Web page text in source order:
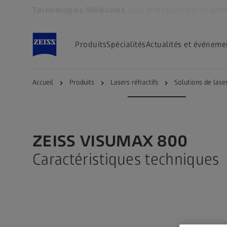
ProduitsSpécialitésActualités et
Accueil Produits Lasers réfractifs Solutions de
ZEISS VISUMAX 800 Caractéristiques
ZEISS VISUMAX 800
Caractéristiques techniques